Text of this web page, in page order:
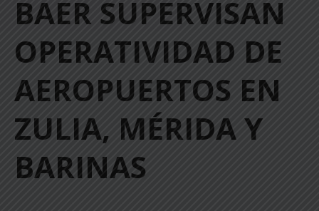
BAER SUPERVISAN
OPERATIVIDAD DE
AEROPUERTOS EN
ZULIA, MÉRIDA Y
BARINAS